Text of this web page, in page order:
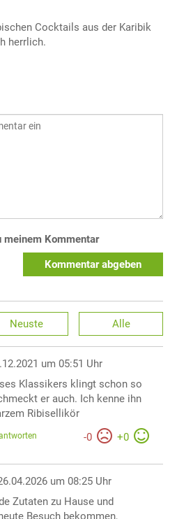
Cocktails aus der Karibik
herrlich.
meinem Kommentar
Kommentar abgeben
Neuste Alle
um 05:51 Uhr
Klassikers klingt schon so
er auch. Ich kenne ihn
Ribisellikör
-0 +0
um 08:25 Uhr
Zutaten zu Hause und
Besuch bekommen,